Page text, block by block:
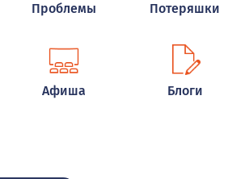
Проблемы Потеряшки
Афиша Блоги